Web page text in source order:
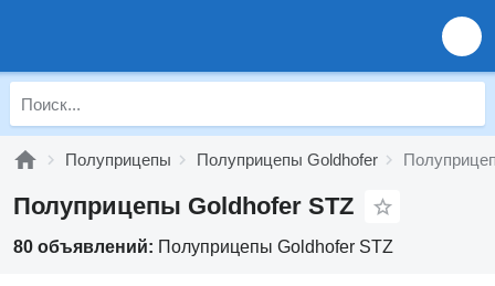
Полуприцепы Полуприцепы Goldhofer
Полуприцепы Goldhofer STZ
80 объявлений: Полуприцепы Goldhofer STZ